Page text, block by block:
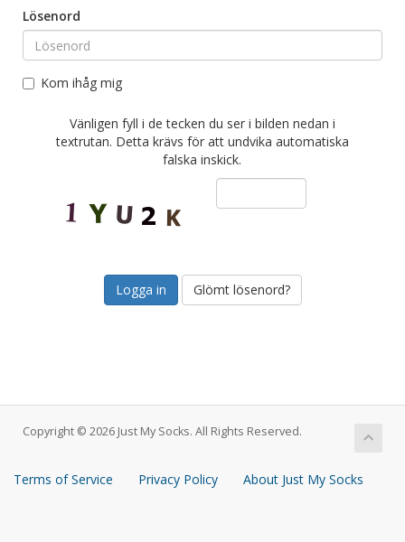
Lösenord
Kom ihåg mig
Vänligen fyll i de tecken du ser i bilden nedan i
textrutan. Detta krävs för att undvika automatiska
falska inskick.
Glömt lösenord?
Copyright © 2026 Just My Socks. All Rights Reserved.
Terms of Service Privacy Policy About Just My Socks